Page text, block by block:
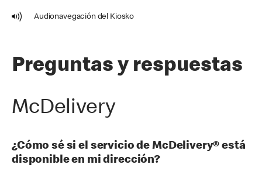
Audionavegación del Kiosko
Preguntas y respuestas
McDelivery
¿Cómo sé si el servicio de McDelivery® está
disponible en mi dirección?